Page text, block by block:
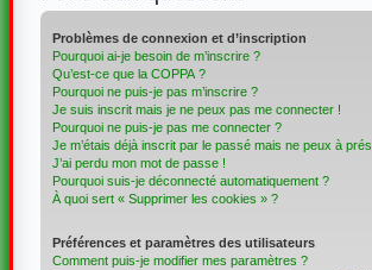
Problèmes de connexion et d’inscription
Pourquoi ai-je besoin de m’inscrire ?
Qu’est-ce que la COPPA ?
Pourquoi ne puis-je pas m’inscrire ?
Je suis inscrit mais je ne peux pas me connecter !
Pourquoi ne puis-je pas me connecter ?
Je m’étais déjà inscrit par le passé mais ne peux à
J’ai perdu mon mot de passe !
Pourquoi suis-je déconnecté automatiquement ?
À quoi sert « Supprimer les cookies » ?
Préférences et paramètres des utilisateurs
Comment puis-je modifier mes paramètres ?